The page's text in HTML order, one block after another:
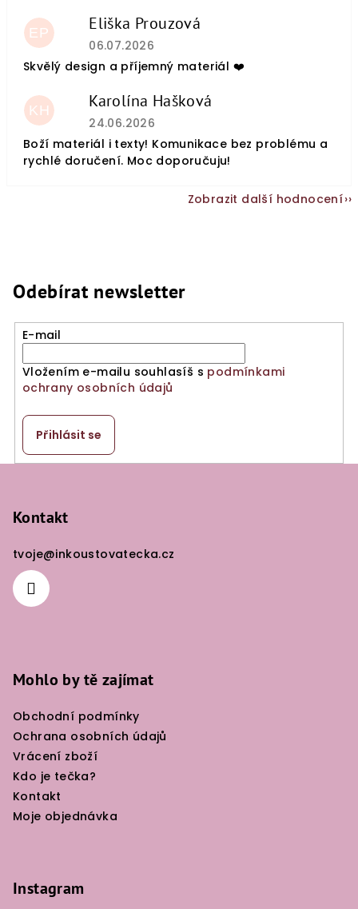
EP Eliška Prouzová
Hodnocení obchodu je 5 z 5 hvězdiček.
06.07.2026
Skvělý design a příjemný materiál ❤️
KH Karolína Hašková
Hodnocení obchodu je 5 z 5 hvězdiček.
24.06.2026
Boží materiál i texty! Komunikace bez problému a
rychlé doručení. Moc doporučuju!
Zobrazit další hodnocení
Odebírat newsletter
E-mail
Vložením e-mailu souhlasíš s podmínkami
ochrany osobních údajů
Přihlásit se
Kontakt
tvoje@inkoustovatecka.cz
Mohlo by tě zajímat
Obchodní podmínky
Ochrana osobních údajů
Vrácení zboží
Kdo je tečka?
Kontakt
Moje objednávka
Instagram